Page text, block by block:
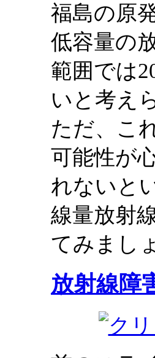
福島の原
低容量の
範囲では
いと考え
ただ、こ
可能性が
れないと
線量放射
てみまし
放射線障